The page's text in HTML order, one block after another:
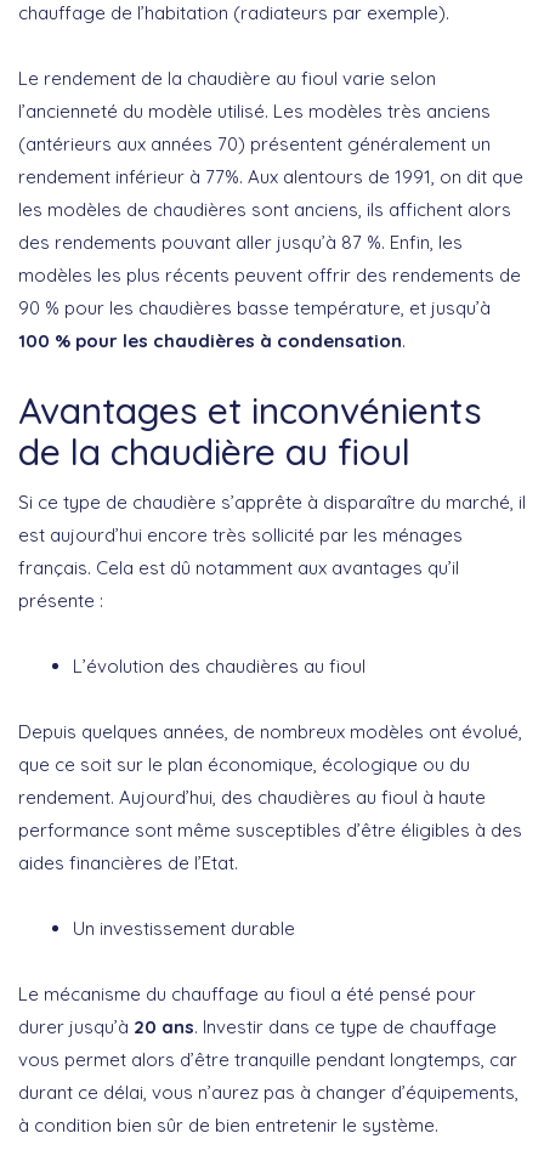
chauffage de l’habitation (radiateurs par exemple).
Le rendement de la chaudière au fioul varie selon
l’ancienneté du modèle utilisé. Les modèles très anciens
(antérieurs aux années 70) présentent généralement un
rendement inférieur à 77%. Aux alentours de 1991, on dit que
les modèles de chaudières sont anciens, ils affichent alors
des rendements pouvant aller jusqu’à 87 %. Enfin, les
modèles les plus récents peuvent offrir des rendements de
90 % pour les chaudières basse température, et jusqu’à
100 % pour les chaudières à condensation.
Avantages et inconvénients
de la chaudière au fioul
Si ce type de chaudière s’apprête à disparaître du marché, il
est aujourd’hui encore très sollicité par les ménages
français. Cela est dû notamment aux avantages qu’il
présente :
L’évolution des chaudières au fioul
Depuis quelques années, de nombreux modèles ont évolué,
que ce soit sur le plan économique, écologique ou du
rendement. Aujourd’hui, des chaudières au fioul à haute
performance sont même susceptibles d’être éligibles à des
aides financières de l’Etat.
Un investissement durable
Le mécanisme du chauffage au fioul a été pensé pour
durer jusqu’à 20 ans. Investir dans ce type de chauffage
vous permet alors d’être tranquille pendant longtemps, car
durant ce délai, vous n’aurez pas à changer d’équipements,
à condition bien sûr de bien entretenir le système.